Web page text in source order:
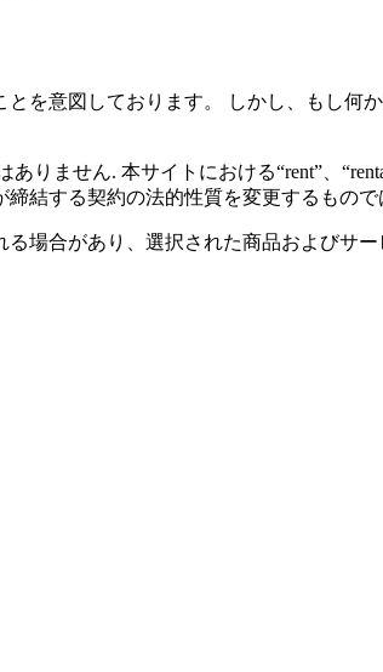
を意図しております。 しかし、もし何
ません. 本サイトにおける“rent”、
結する契約の法的性質を変更するもので
場合があり、選択された商品およびサ